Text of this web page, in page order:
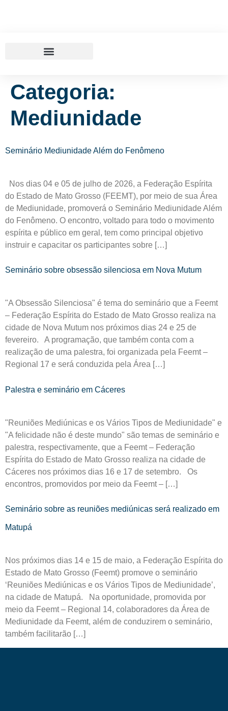
Categoria:
Mediunidade
Seminário Mediunidade Além do Fenômeno
Nos dias 04 e 05 de julho de 2026, a Federação Espírita
do Estado de Mato Grosso (FEEMT), por meio de sua Área
de Mediunidade, promoverá o Seminário Mediunidade Além
do Fenômeno. O encontro, voltado para todo o movimento
espírita e público em geral, tem como principal objetivo
instruir e capacitar os participantes sobre […]
Seminário sobre obsessão silenciosa em Nova Mutum
"A Obsessão Silenciosa" é tema do seminário que a Feemt
– Federação Espírita do Estado de Mato Grosso realiza na
cidade de Nova Mutum nos próximos dias 24 e 25 de
fevereiro. A programação, que também conta com a
realização de uma palestra, foi organizada pela Feemt –
Regional 17 e será conduzida pela Área […]
Palestra e seminário em Cáceres
"Reuniões Mediúnicas e os Vários Tipos de Mediunidade" e
"A felicidade não é deste mundo" são temas de seminário e
palestra, respectivamente, que a Feemt – Federação
Espírita do Estado de Mato Grosso realiza na cidade de
Cáceres nos próximos dias 16 e 17 de setembro. Os
encontros, promovidos por meio da Feemt – […]
Seminário sobre as reuniões mediúnicas será realizado em
Matupá
Nos próximos dias 14 e 15 de maio, a Federação Espírita do
Estado de Mato Grosso (Feemt) promove o seminário
‘Reuniões Mediúnicas e os Vários Tipos de Mediunidade’,
na cidade de Matupá. Na oportunidade, promovida por
meio da Feemt – Regional 14, colaboradores da Área de
Mediunidade da Feemt, além de conduzirem o seminário,
também facilitarão […]